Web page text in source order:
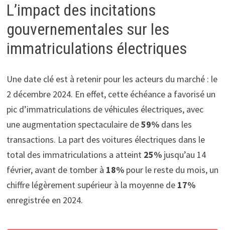
L’impact des incitations
gouvernementales sur les
immatriculations électriques
Une date clé est à retenir pour les acteurs du marché : le
2 décembre 2024. En effet, cette échéance a favorisé un
pic d’immatriculations de véhicules électriques, avec
une augmentation spectaculaire de59%dans les
transactions. La part des voitures électriques dans le
total des immatriculations a atteint 25%jusqu’au 14
février, avant de tomber à 18%pour le reste du mois, un
chiffre légèrement supérieur à la moyenne de 17%
enregistrée en 2024.